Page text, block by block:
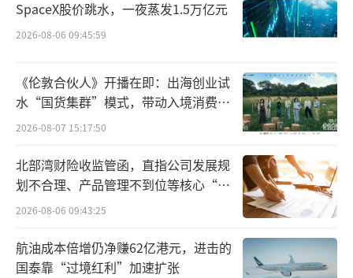
造。其中，超半数募资额投入到营销渠道及品
牌建设当中。
销售出身的解勇，确实深谙营销之道。植
物医生不仅与湖南卫视合作打造综艺，还先后
合作谭松韵、陈伟霆、王俊凯、景甜等一线明
2023年至2025年，植物医生的销售费用分
别为7.39亿元、7.43亿元、8.02亿元，占营业
收入的比例分别为34.37%、34.47%、37.0
2%，逐年提升。
SpaceX股价跳水，一夜蒸发1.5万亿元
2026-08-06 09:45:59
《伦敦合伙人》开播在即：出海创业试
水“国货集群”模式，带动入境消费反
向种草
2026-08-07 15:17:50
北部湾财险收监管函，直指公司发展规
划不合理、产品管理不到位等核心“痛
点”
2026-08-06 09:43:25
航油成本倍增仍净赚62亿港元，进击的
国泰靠“过境红利”加速扩张